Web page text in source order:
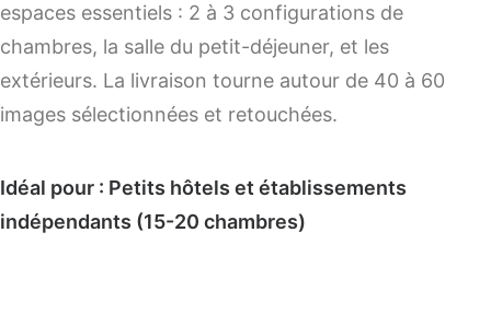
espaces essentiels : 2 à 3 configurations de
chambres, la salle du petit-déjeuner, et les
extérieurs. La livraison tourne autour de 40 à 60
images sélectionnées et retouchées.
Idéal pour : Petits hôtels et établissements
indépendants (15-20 chambres)